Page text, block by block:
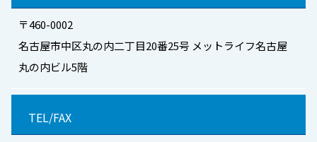
〒460-0002
名古屋市中区丸の内二丁目20番25号 メットライフ名古屋
丸の内ビル5階
TEL/FAX